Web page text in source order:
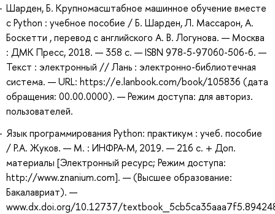
Шарден, Б. Крупномасштабное машинное обучение вместе
с Python : учебное пособие / Б. Шарден, Л. Массарон, А.
Боскетти , перевод с английского А. В. Логунова. — Москва
: ДМК Пресс, 2018. — 358 с. — ISBN 978-5-97060-506-6. —
Текст : электронный // Лань : электронно-библиотечная
система. — URL: https://e.lanbook.com/book/105836 (дата
обращения: 00.00.0000). — Режим доступа: для авториз.
пользователей.
Язык программирования Python: практикум : учеб. пособие
/ Р.А. Жуков. — М. : ИНФРА-М, 2019. — 216 с. + Доп.
материалы [Электронный ресурс; Режим доступа:
http://www.znanium.com]. — (Высшее образование:
Бакалавриат). —
www.dx.doi.org/10.12737/